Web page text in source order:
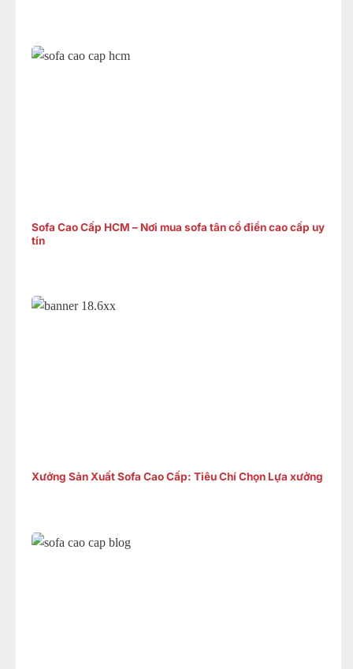
Sofa Cao Cấp HCM – Nơi mua sofa tân cổ điển cao cấp uy
tín
Xưởng Sản Xuất Sofa Cao Cấp: Tiêu Chí Chọn Lựa xưởng